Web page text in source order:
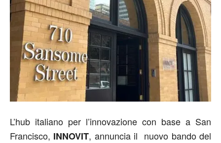
L’hub italiano per l’innovazione con base a San
Francisco, INNOVIT, annuncia il nuovo bando del